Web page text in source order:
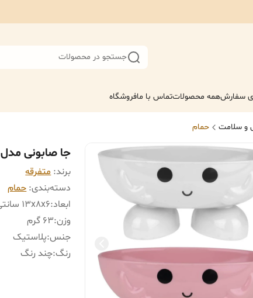
جستجو در محصولات
سفارشهمه محصولاتتماس با مافروشگاه
و سلامت حمام
جا صابونی مدل BABYrim بسته دوعددی
برند: متفرقه
دسته‌بندی:حمام
ابعاد:13x8x6 سانتی‌متر
وزن:63 گرم
جنس:پلاستیک
رنگ:چند رنگ